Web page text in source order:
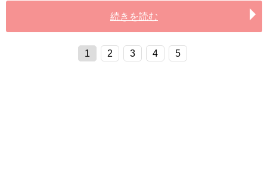
続きを読む
1 2 3 4 5